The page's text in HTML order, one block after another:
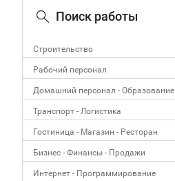
Поиск работы
Строительство
Рабочий персонал
Домашний персонал - Образование
Транспорт - Логистика
Гостиница - Магазин - Ресторан
Бизнес - Финансы - Продажи
Интернет - Программирование